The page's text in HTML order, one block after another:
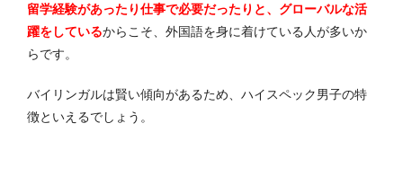
留学経験があったり仕事で必要だったりと、グローバルな活
躍をしているからこそ、外国語を身に着けている人が多いか
らです。
バイリンガルは賢い傾向があるため、ハイスペック男子の特
徴といえるでしょう。